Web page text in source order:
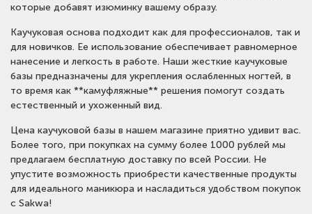
которые добавят изюминку вашему образу.
Каучуковая основа подходит как для профессионалов, так и
для новичков. Ее использование обеспечивает равномерное
нанесение и легкость в работе. Наши жесткие каучуковые
базы предназначены для укрепления ослабленных ногтей, в
то время как **камуфляжные** решения помогут создать
естественный и ухоженный вид.
Цена каучуковой базы в нашем магазине приятно удивит вас.
Более того, при покупках на сумму более 1000 рублей мы
предлагаем бесплатную доставку по всей России. Не
упустите возможность приобрести качественные продукты
для идеального маникюра и насладиться удобством покупок
с Sakwa!